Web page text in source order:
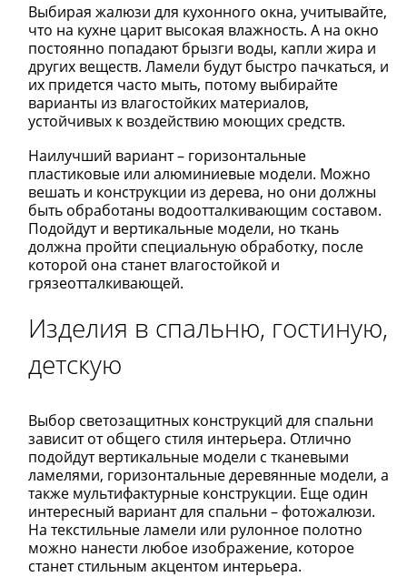
Выбирая жалюзи для кухонного окна, учитывайте,
что на кухне царит высокая влажность. А на окно
постоянно попадают брызги воды, капли жира и
других веществ. Ламели будут быстро пачкаться, и
их придется часто мыть, потому выбирайте
варианты из влагостойких материалов,
устойчивых к воздействию моющих средств.
Наилучший вариант – горизонтальные
пластиковые или алюминиевые модели. Можно
вешать и конструкции из дерева, но они должны
быть обработаны водоотталкивающим составом.
Подойдут и вертикальные модели, но ткань
должна пройти специальную обработку, после
которой она станет влагостойкой и
грязеотталкивающей.
Изделия в спальню, гостиную,
детскую
Выбор светозащитных конструкций для спальни
зависит от общего стиля интерьера. Отлично
подойдут вертикальные модели с тканевыми
ламелями, горизонтальные деревянные модели, а
также мультифактурные конструкции. Еще один
интересный вариант для спальни – фотожалюзи.
На текстильные ламели или рулонное полотно
можно нанести любое изображение, которое
станет стильным акцентом интерьера.